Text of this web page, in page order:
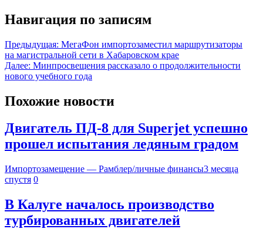
Навигация по записям
Предыдущая: МегаФон импортозаместил маршрутизаторы
на магистральной сети в Хабаровском крае
Далее: Минпросвещения рассказало о продолжительности
нового учебного года
Похожие новости
Двигатель ПД-8 для Superjet успешно
прошел испытания ледяным градом
Импортозамещение — Рамблер/личные финансы3 месяца
спустя 0
В Калуге началось производство
турбированных двигателей